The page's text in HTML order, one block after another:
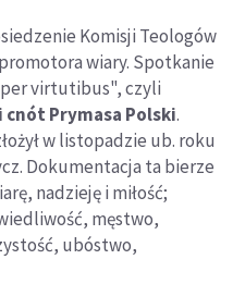
Komisji Teologów
wiary. Spotkanie
virtutibus", czyli
Prymasa Polski.
w listopadzie ub. roku
Dokumentacja ta bierze
nadzieję i miłość;
męstwo,
ubóstwo,